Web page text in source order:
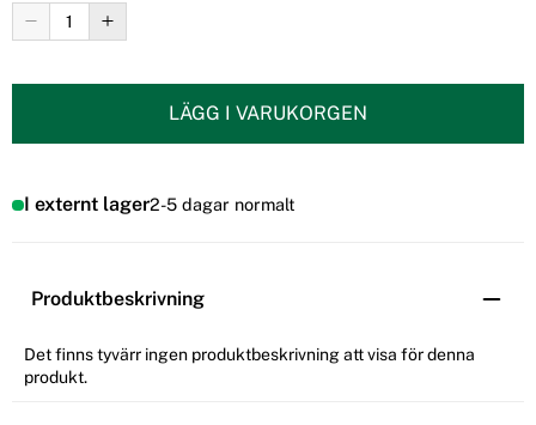
LÄGG I VARUKORGEN
I externt lager2-5 dagar normalt
Produktbeskrivning
Det finns tyvärr ingen produktbeskrivning att visa för denna
produkt.